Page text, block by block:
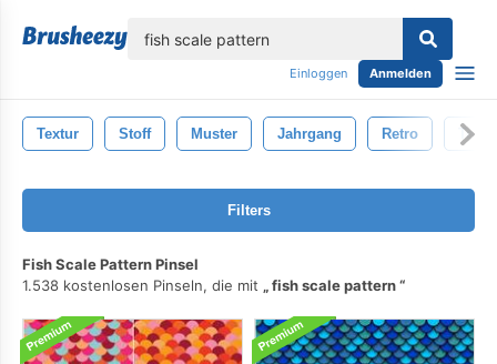
Einloggen Anmelden
Textur Stoff Muster Jahrgang Retro
Filters
Fish Scale Pattern Pinsel
1.538 kostenlosen Pinseln, die mit
fish scale pattern